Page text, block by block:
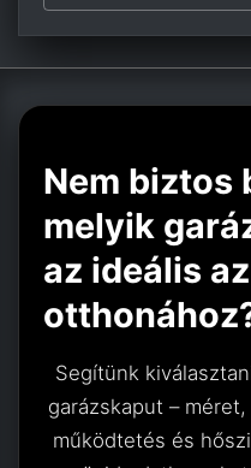
Nem biztos
melyik
az ideális
Segítünk
garázskaput –
működtetés és